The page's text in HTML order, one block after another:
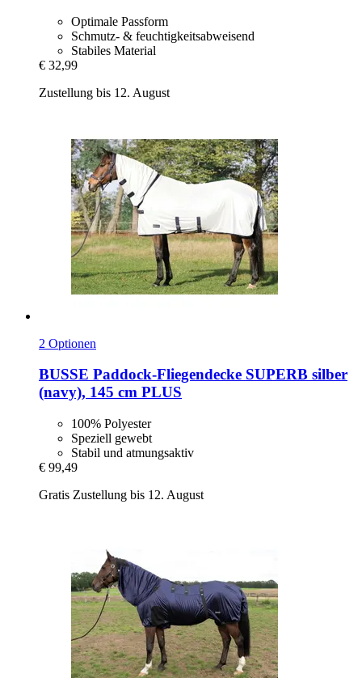
Optimale Passform
Schmutz- & feuchtigkeitsabweisend
Stabiles Material
€ 32,99
Zustellung bis 12. August
2 Optionen
BUSSE Paddock-​Fliegendecke SUPERB silber
(navy), 145 cm PLUS
100% Polyester
Speziell gewebt
Stabil und atmungsaktiv
€ 99,49
Gratis Zustellung bis 12. August